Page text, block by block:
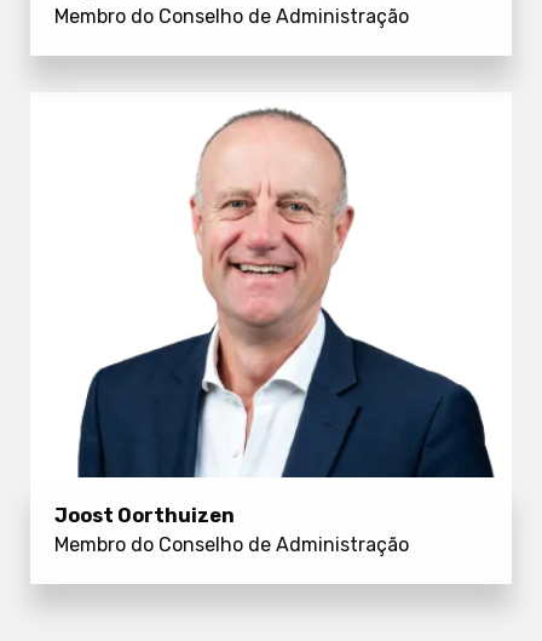
Membro do Conselho de Administração
Joost Oorthuizen
Membro do Conselho de Administração